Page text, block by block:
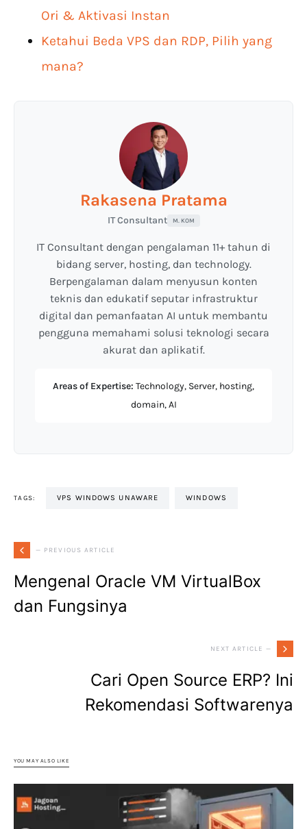
Ori & Aktivasi Instan
Ketahui Beda VPS dan RDP, Pilih yang
mana?
Rakasena Pratama
IT Consultant M. KOM
IT Consultant dengan pengalaman 11+ tahun di
bidang server, hosting, dan technology.
Berpengalaman dalam menyusun konten
teknis dan edukatif seputar infrastruktur
digital dan pemanfaatan AI untuk membantu
pengguna memahami solusi teknologi secara
akurat dan aplikatif.
Areas of Expertise: Technology, Server, hosting,
domain, AI
TAGS: VPS WINDOWS UNAWARE WINDOWS
— PREVIOUS ARTICLE
Mengenal Oracle VM VirtualBox
dan Fungsinya
NEXT ARTICLE —
Cari Open Source ERP? Ini
Rekomendasi Softwarenya
YOU MAY ALSO LIKE